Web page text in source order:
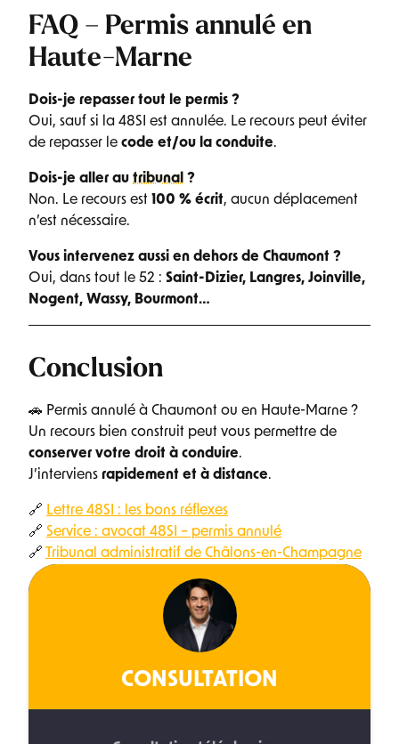
FAQ – Permis annulé en
Haute-Marne
Dois-je repasser tout le permis ?
Oui, sauf si la 48SI est annulée. Le recours peut éviter
de repasser le code et/ou la conduite.
Dois-je aller au tribunal ?
Non. Le recours est 100 % écrit, aucun déplacement
n’est nécessaire.
Vous intervenez aussi en dehors de Chaumont ?
Oui, dans tout le 52 : Saint-Dizier, Langres, Joinville,
Nogent, Wassy, Bourmont…
Conclusion
🚗 Permis annulé à Chaumont ou en Haute-Marne ?
Un recours bien construit peut vous permettre de
conserver votre droit à conduire.
J’interviens rapidement et à distance.
🔗 Lettre 48SI : les bons réflexes
🔗 Service : avocat 48SI – permis annulé
🔗
Tribunal administratif de Châlons-en-Champagne
CONSULTATION